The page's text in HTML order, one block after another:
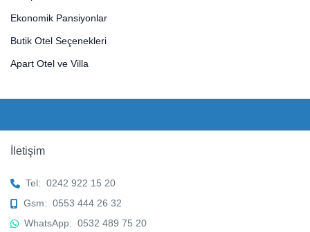
Ekonomik Pansiyonlar
Butik Otel Seçenekleri
Apart Otel ve Villa
İletişim
Tel: 0242 922 15 20
Gsm: 0553 444 26 32
WhatsApp: 0532 489 75 20